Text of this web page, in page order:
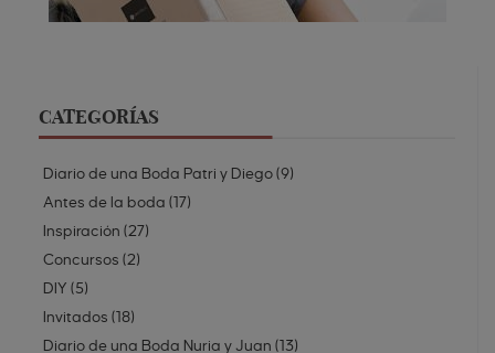
CATEGORÍAS
Diario de una Boda Patri y Diego(9)
Antes de la boda (17)
Inspiración (27)
Concursos (2)
DIY (5)
Invitados (18)
Diario de una Boda Nuria y Juan (13)